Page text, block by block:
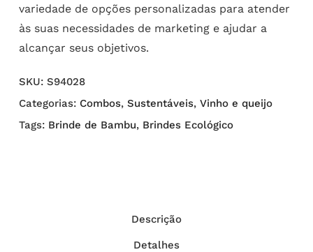
variedade de opções personalizadas para atender
às suas necessidades de marketing e ajudar a
alcançar seus objetivos.
SKU: S94028
Categorias: Combos, Sustentáveis, Vinho e queijo
Tags: Brinde de Bambu, Brindes Ecológico
Descrição
Detalhes